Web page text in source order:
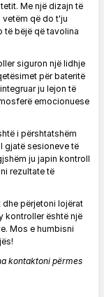
Me një dizajn të
vetëm që do t'ju
të bëjë që tavolina
siguron një lidhje
për bateritë
ju lejon të
emocionuese
i përshtatshëm
gjatë sesioneve të
ju japin kontroll
rezultate të
përjetoni lojërat
kontroller është një
Mos e humbisni
kontaktoni përmes